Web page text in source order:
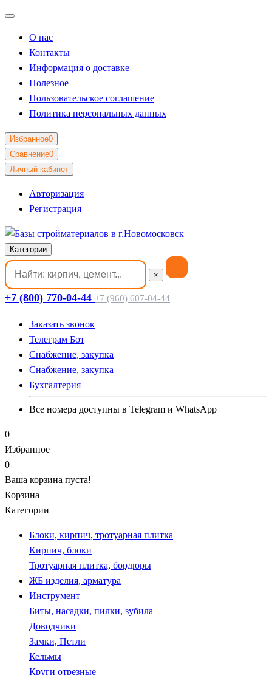
О нас
Контакты
Информация о доставке
Полезное
Пользовательское соглашение
Политика персональных данных
Избранное0
Сравнение0
Личный кабинет
Авторизация
Регистрация
Категории
×
+7 (800) 770-04-44 +7 (960) 607-04-44
Заказать звонок
Телеграм Бот
Cнабжение, закупка
Cнабжение, закупка
Бухгалтерия
Все номера доступны в Telegram и WhatsApp
0
Избранное
0
Ваша корзина пуста!
Корзина
Категории
Блоки, кирпич, тротуарная плитка
Кирпич, блоки
Тротуарная плитка, бордюры
ЖБ изделия, арматура
Инструмент
Биты, насадки, пилки, зубила
Доводчики
Замки, Петли
Кельмы
Круги отрезные